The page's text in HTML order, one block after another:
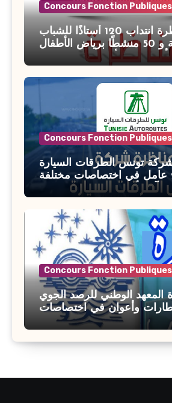
Concours Fonction Publiques
مناظرة انتداب 120 أستاذًا للشباب
والطفولة و 50 منشطًا برياض الأطفال
والمرأة والطفولة وكبار
: 27 جويلية 2026
Concours Fonction Publiques
تونس الطرقات السيارة
لانتداب 200 عامل في اختصاصات مختلفة
آخر أجل : 21 جويلية 2026
Concours Fonction Publiques
المعهد الوطني للرصد الجوي
إطارات وأعوان في اختصاصات
27 جويلية 2026